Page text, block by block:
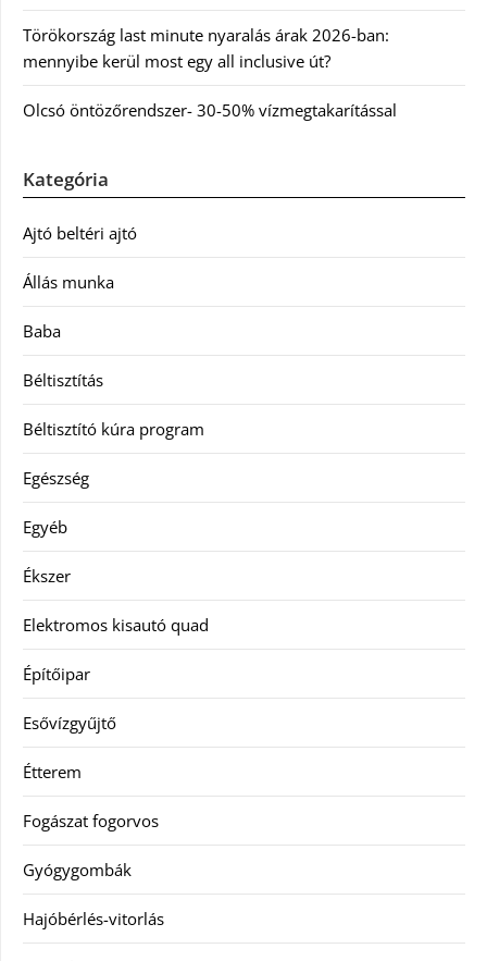
Törökország last minute nyaralás árak 2026-ban:
mennyibe kerül most egy all inclusive út?
Olcsó öntözőrendszer- 30-50% vízmegtakarítással
Kategória
Ajtó beltéri ajtó
Állás munka
Baba
Béltisztítás
Béltisztító kúra program
Egészség
Egyéb
Ékszer
Elektromos kisautó quad
Építőipar
Esővízgyűjtő
Étterem
Fogászat fogorvos
Gyógygombák
Hajóbérlés-vitorlás